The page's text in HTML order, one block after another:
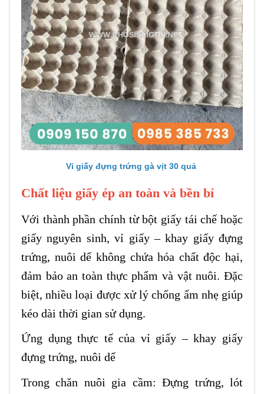
Vỉ giấy đựng trứng gà vịt 30 quả
Chất liệu giấy ép an toàn và bền bỉ
Với thành phần chính từ bột giấy tái chế hoặc
giấy nguyên sinh, vỉ giấy – khay giấy đựng
trứng, nuôi dế không chứa hóa chất độc hại,
đảm bảo an toàn thực phẩm và vật nuôi. Đặc
biệt, nhiều loại được xử lý chống ẩm nhẹ giúp
kéo dài thời gian sử dụng.
Ứng dụng thực tế của vỉ giấy – khay giấy
đựng trứng, nuôi dế
Trong chăn nuôi gia cầm: Đựng trứng, lót